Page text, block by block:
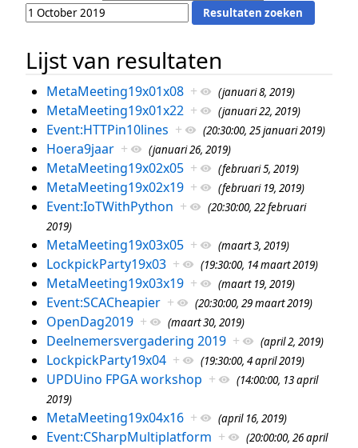
Lijst van resultaten
MetaMeeting19x01x08 + (januari 8, 2019)
MetaMeeting19x01x22 + (januari 22, 2019)
Event:HTTPin10lines + (20:30:00, 25 januari 2019)
Hoera9jaar + (januari 26, 2019)
MetaMeeting19x02x05 + (februari 5, 2019)
MetaMeeting19x02x19 + (februari 19, 2019)
Event:IoTWithPython +
(20:30:00, 22 februari
2019)
MetaMeeting19x03x05 + (maart 3, 2019)
LockpickParty19x03 + (19:30:00, 14 maart 2019)
MetaMeeting19x03x19 + (maart 19, 2019)
Event:SCACheapier + (20:30:00, 29 maart 2019)
OpenDag2019 + (maart 30, 2019)
Deelnemersvergadering 2019 + (april 2, 2019)
LockpickParty19x04 + (19:30:00, 4 april 2019)
UPDUino FPGA workshop +
(14:00:00, 13 april
2019)
MetaMeeting19x04x16 + (april 16, 2019)
Event:CSharpMultiplatform +
(20:00:00, 26 april